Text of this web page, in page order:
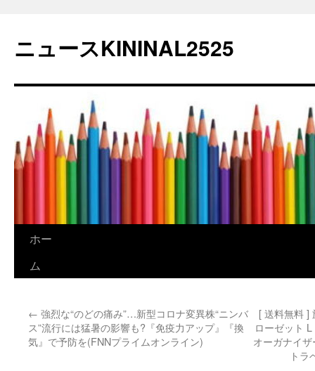
テ
ン
へ
ニュースKININAL2525
ホー
ム
← 強烈な“のどの痛み”…新型コロナ変異株“ニンバ
ス”流行には猛暑の影響も?『免疫力アップ』『換
気』で予防を(FNNプライムオンライン)
[ 送料無料 ]
ローゼット
オーガナイ
ト